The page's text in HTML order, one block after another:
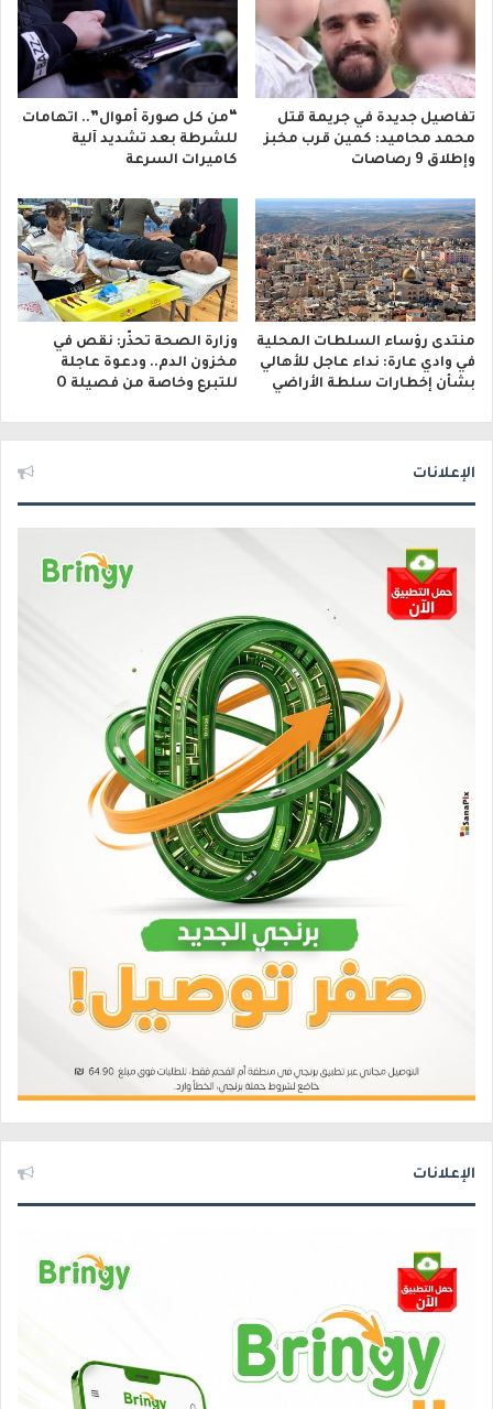
تفاصيل جديدة في جريمة قتل
محمد محاميد: كمين قرب مخبز
وإطلاق 9 رصاصات
“من كل صورة أموال”.. اتهامات
للشرطة بعد تشديد آلية
كاميرات السرعة
منتدى رؤساء السلطات المحلية
في وادي عارة: نداء عاجل للأهالي
بشأن إخطارات سلطة الأراضي
وزارة الصحة تحذّر: نقص في
مخزون الدم.. ودعوة عاجلة
للتبرع وخاصة من فصيلة O
الإعلانات
الإعلانات